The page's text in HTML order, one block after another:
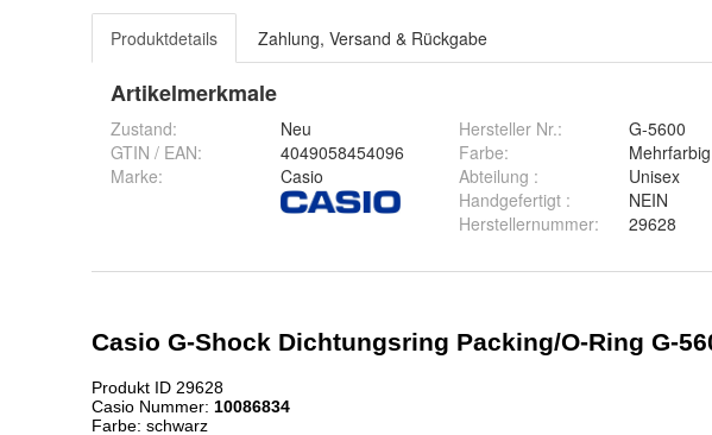
Produktdetails Zahlung, Versand & Rückgabe
Artikelmerkmale
Zustand:
Neu
GTIN / EAN:
4049058454096
Marke:
Casio
Hersteller Nr.:
G-5600
Farbe:
Mehrfarbig
Abteilung :
Unisex
Handgefertigt :
NEIN
Herstellernummer: 29628